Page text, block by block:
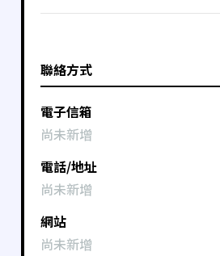
聯絡方式
電子信箱
尚未新增
電話/地址
尚未新增
網站
尚未新增